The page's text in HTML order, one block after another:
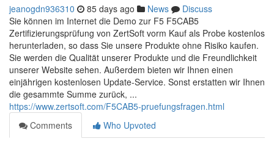
jeanogdn936310 85 days ago News
Discuss
Sie können im Internet die Demo zur F5 F5CAB5
Zertifizierungsprüfung von ZertSoft vorm Kauf als Probe kostenlos
herunterladen, so dass Sie unsere Produkte ohne Risiko kaufen.
Sie werden die Qualität unserer Produkte und die Freundlichkeit
unserer Website sehen. Außerdem bieten wir Ihnen einen
einjährigen kostenlosen Update-Service. Sonst erstatten wir Ihnen
die gesammte Summe zurück, ...
https://www.zertsoft.com/F5CAB5-pruefungsfragen.html
Comments
Who Upvoted